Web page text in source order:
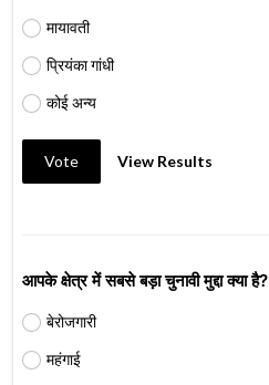
मायावती
प्रियंका गांधी
कोई अन्य
Vote View Results
आपके क्षेत्र में सबसे बड़ा चुनावी मुद्दा क्या है?
बेरोजगारी
महंगाई